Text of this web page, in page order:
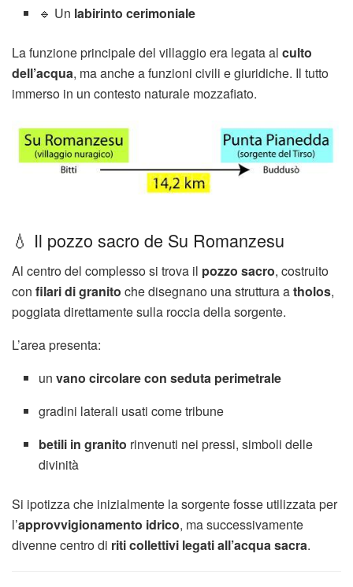
🔹 Un labirinto cerimoniale
La funzione principale del villaggio era legata al culto
dell’acqua, ma anche a funzioni civili e giuridiche. Il tutto
immerso in un contesto naturale mozzafiato.
💧 Il pozzo sacro de Su Romanzesu
Al centro del complesso si trova il pozzo sacro, costruito
con filari di granito che disegnano una struttura atholos,
poggiata direttamente sulla roccia della sorgente.
L’area presenta:
unvano circolare con seduta perimetrale
gradini laterali usati come tribune
betili in granito rinvenuti nei pressi, simboli delle
divinità
Si ipotizza che inizialmente la sorgente fosse utilizzata per
l’approvvigionamento idrico, ma successivamente
divenne centro di riti collettivi legati all’acqua sacra.